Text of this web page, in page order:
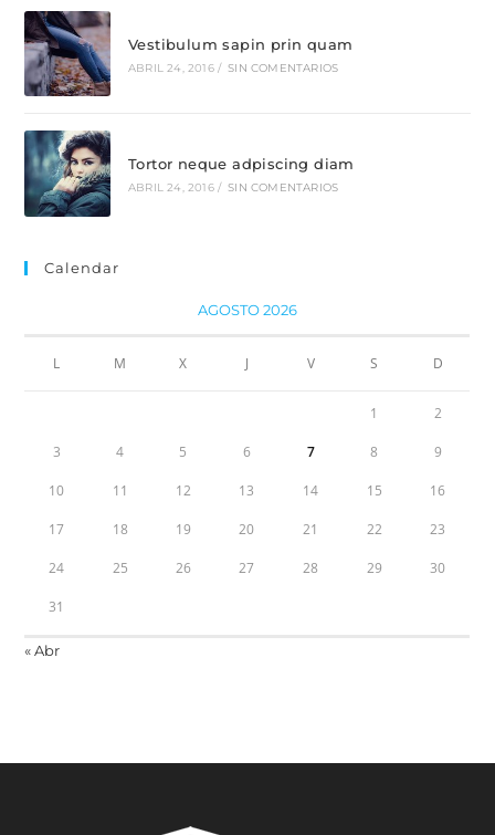
Vestibulum sapin prin quam
ABRIL 24, 2016 / SIN COMENTARIOS
Tortor neque adpiscing diam
ABRIL 24, 2016 / SIN COMENTARIOS
Calendar
AGOSTO 2026
L M X J V S D
1 2
3 4 5 6 7 8 9
10 11 12 13 14 15 16
17 18 19 20 21 22 23
24 25 26 27 28 29 30
31
« Abr